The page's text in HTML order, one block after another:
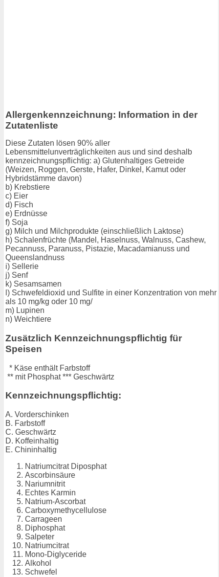
Allergenkennzeichnung: Information in der
Zutatenliste
Diese Zutaten lösen 90% aller
Lebensmittelunverträglichkeiten aus und sind deshalb
kennzeichnungspflichtig: a) Glutenhaltiges Getreide
(Weizen, Roggen, Gerste, Hafer, Dinkel, Kamut oder
Hybridstämme davon)
b) Krebstiere
c) Eier
d) Fisch
e) Erdnüsse
f) Soja
g) Milch und Milchprodukte (einschließlich Laktose)
h) Schalenfrüchte (Mandel, Haselnuss, Walnuss, Cashew,
Pecannuss, Paranuss, Pistazie, Macadamianuss und
Queenslandnuss
i) Sellerie
j) Senf
k) Sesamsamen
l) Schwefeldioxid und Sulfite in einer Konzentration von mehr
als 10 mg/kg oder 10 mg/
m) Lupinen
n) Weichtiere
Zusätzlich Kennzeichnungspflichtig für
Speisen
* Käse enthält Farbstoff
** mit Phosphat *** Geschwärtz
Kennzeichnungspflichtig:
A. Vorderschinken
B. Farbstoff
C. Geschwärtz
D. Koffeinhaltig
E. Chininhaltig
Natriumcitrat Diposphat
Ascorbinsäure
Nariumnitrit
Echtes Karmin
Natrium-Ascorbat
Carboxymethycellulose
Carrageen
Diphosphat
Salpeter
Natriumcitrat
Mono-Diglyceride
Alkohol
Schwefel